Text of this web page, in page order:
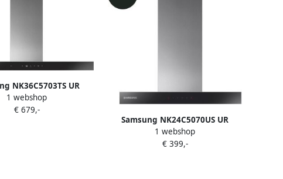
NK36C5703TS UR
Muurmontage Wit 622
m³ uur A
1 webshop
€ 679,-
Samsung NK24C5070US UR
afzuigkap Muurmontage
Roestvrijstaal 531 m³ uur B
1 webshop
€ 399,-